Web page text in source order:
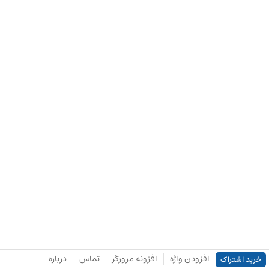
خرید اشتراک افزودن واژه افزونه مرورگر تماس درباره